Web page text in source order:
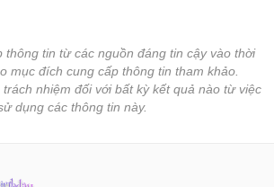
thông tin từ các nguồn đáng tin cậy vào thời
mục đích cung cấp thông tin tham khảo.
trách nhiệm đối với bất kỳ kết quả nào từ việc
dụng các thông tin này.